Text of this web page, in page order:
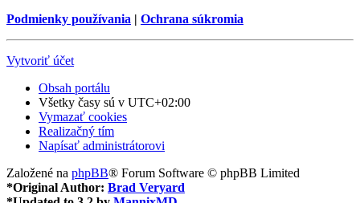
Podmienky používania | Ochrana súkromia
Vytvoriť účet
Obsah portálu
Všetky časy sú v UTC+02:00
Vymazať cookies
Realizačný tím
Napísať administrátorovi
Založené na phpBB® Forum Software © phpBB Limited
*Original Author: Brad Veryard